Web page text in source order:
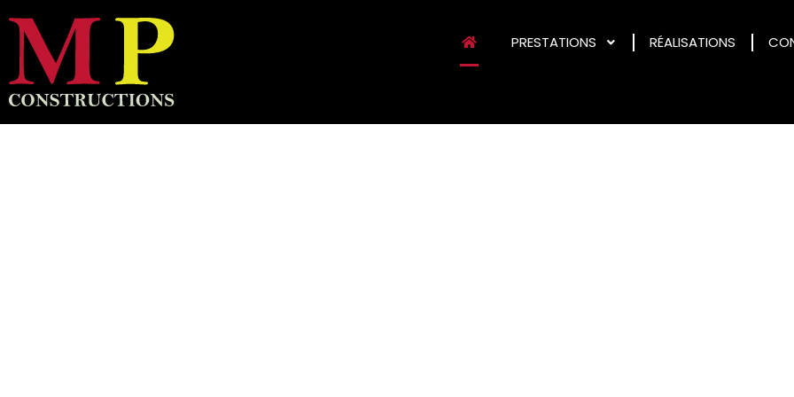
PRESTATIONS RÉALISATIONS